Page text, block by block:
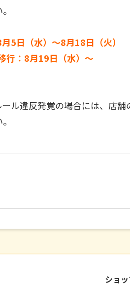
5日（水）～8月18日（火）
行：8月19日（水）～
ル違反発覚の場合には、店
ショ